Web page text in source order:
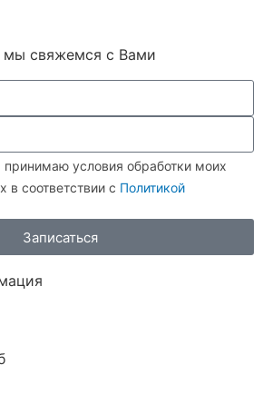
мы свяжемся с Вами
условия обработки моих
в соответствии с Политикой
Записаться